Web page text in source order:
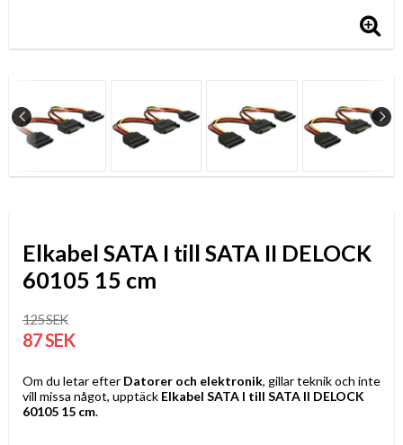
Elkabel SATA I till SATA II DELOCK
60105 15 cm
125 SEK
87 SEK
Om du letar efter Datorer och elektronik, gillar teknik och inte
vill missa något, upptäck Elkabel SATA I till SATA II DELOCK
60105 15 cm.